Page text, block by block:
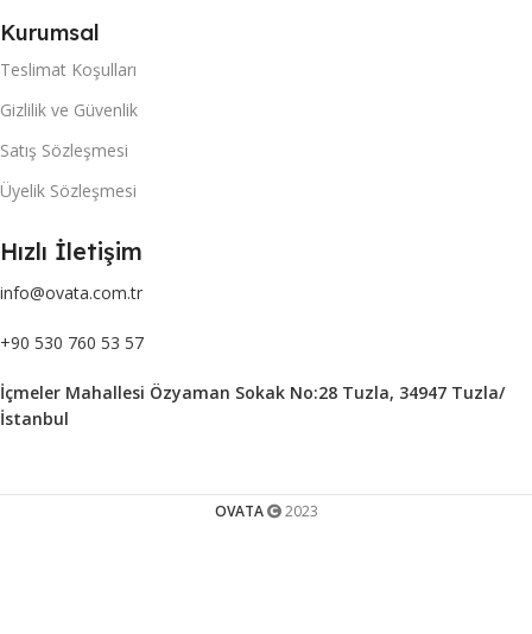
Kurumsal
Teslimat Koşulları
Gizlilik ve Güvenlik
Satış Sözleşmesi
Üyelik Sözleşmesi
Hızlı İletişim
info@ovata.com.tr
+90 530 760 53 57
İçmeler Mahallesi Özyaman Sokak No:28 Tuzla, 34947 Tuzla/
İstanbul
OVATA 2023